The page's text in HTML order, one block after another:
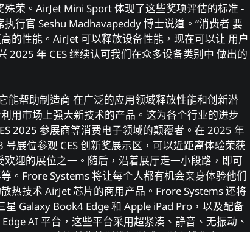
荣。AirJet Mini Sport 体现了这些奖项评估的标准 -
⾏官 Seshu Madhavapeddy 博⼠说道。“消费者 要
的性能。AirJet 可以释放设备性能，现在可以让 ⽤户
年 CES 继续认可我们在众多设备类别中 做出的
能帮助制造商 在⼴泛的应⽤领域释放性能和创新潜
⽤市场上强⼤新技术的产品。这为各个⾏业的进步
2025 参展商等消费电⼦领域的颠覆者。在 2025 年
展位参观 CES 创新奖展⽰区，可以近距离体验荣获
迎的展位之⼀。随后，沿着展厅⾛⼀⼩段路，即可
。Frore Systems 将让每个⼈都有机会亲⾝体验他们
热技术 AirJet 芯⽚的商⽤产品。Frore Systems 还将
Galaxy Book4 Edge 和 Apple iPad Pro，以及配备
AI 平台，这些平台采⽤超紧凑、静⾳、⽆振动、